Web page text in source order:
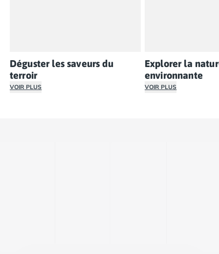
Déguster les saveurs du
terroir
VOIR PLUS
Explorer la
environnante
VOIR PLUS